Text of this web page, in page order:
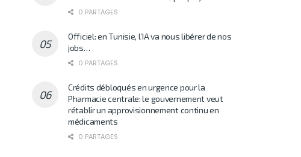
0 PARTAGES
Officiel: en Tunisie, l’IA va nous libérer de nos
jobs…
0 PARTAGES
Crédits débloqués en urgence pour la
Pharmacie centrale: le gouvernement veut
rétablir un approvisionnement continu en
médicaments
0 PARTAGES